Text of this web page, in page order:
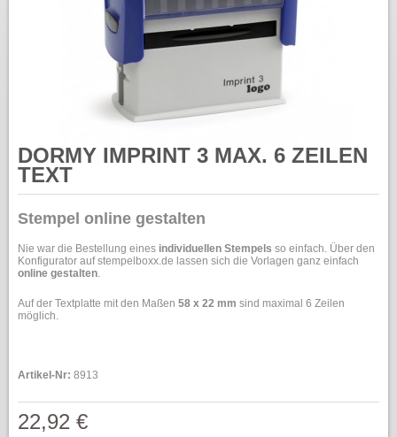
DORMY IMPRINT 3 MAX. 6 ZEILEN
TEXT
Stempel online gestalten
Nie war die Bestellung eines individuellen Stempels so einfach. Über den
Konfigurator auf stempelboxx.de lassen sich die Vorlagen ganz einfach
online gestalten.
Auf der Textplatte mit den Maßen 58 x 22 mm sind maximal 6 Zeilen
möglich.
Artikel-Nr: 8913
22,92 €